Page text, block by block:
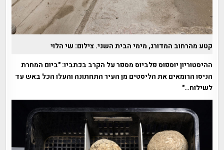
קטע מהרחוב המדורג, מימי הבית השני. צילום: שי הלוי
ההיסטוריון יוספוס פלביוס מספר על הקרב בכתביו: "ביום המחרת
הניסו הרומאים את הליסטים מן העיר התחתונה והעלו הכל באש עד
לשילוח…"